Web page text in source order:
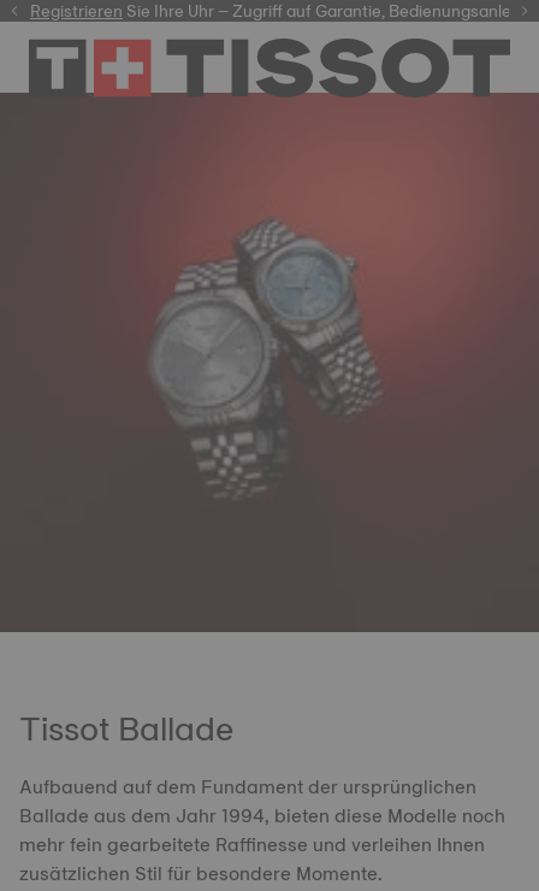
RegistrierenSie Ihre Uhr – Zugriff auf Garantie,
Tissot Ballade
Aufbauend auf dem Fundament der ursprünglichen
Ballade aus dem Jahr 1994, bieten diese Modelle noch
mehr fein gearbeitete Raffinesse und verleihen Ihnen
zusätzlichen Stil für besondere Momente.